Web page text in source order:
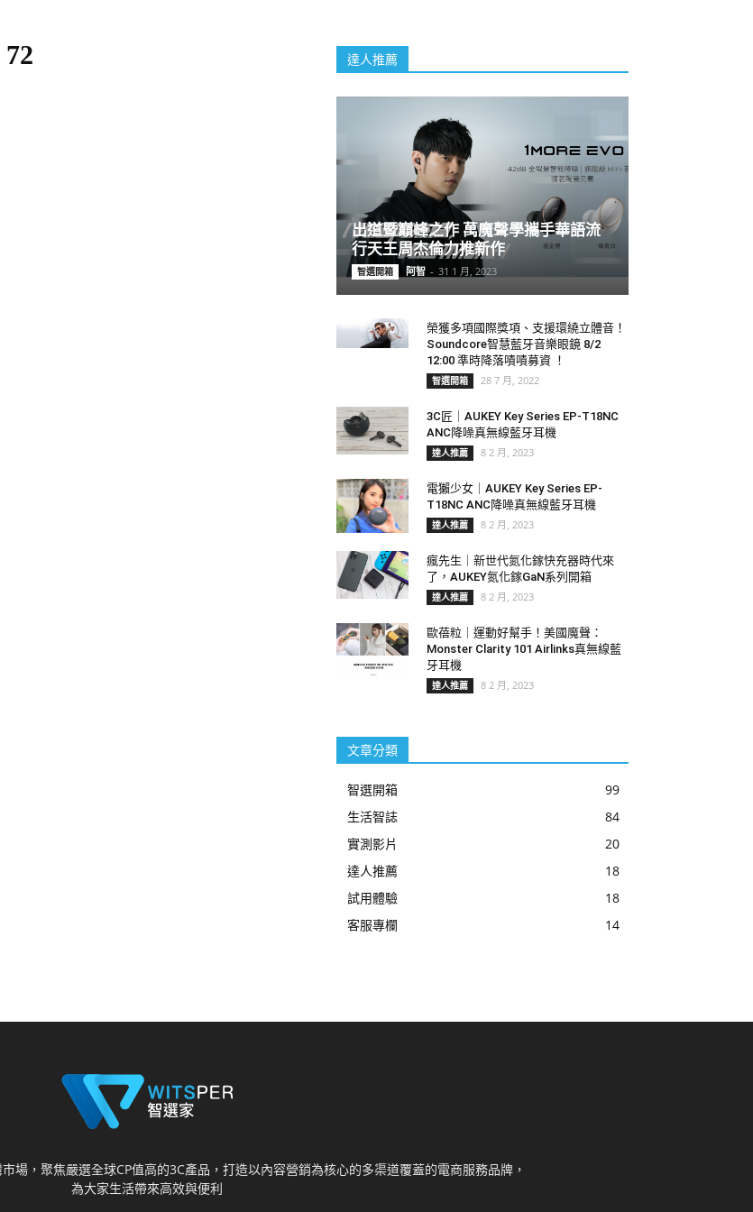
達人推薦
出道暨巔峰之作 萬魔聲學攜手華語流
行天王周杰倫力推新作
智選開箱 阿智 - 31 1 月, 2023
榮獲多項國際獎項、支援環繞立體音！
Soundcore智慧藍牙音樂眼鏡 8/2
12:00 準時降落嘖嘖募資 ！
智選開箱 28 7 月, 2022
3C匠｜AUKEY Key Series EP-T18NC
ANC降噪真無線藍牙耳機
達人推薦 8 2 月, 2023
電獺少女｜AUKEY Key Series EP-
T18NC ANC降噪真無線藍牙耳機
達人推薦 8 2 月, 2023
瘋先生｜新世代氮化鎵快充器時代來
了，AUKEY氮化鎵GaN系列開箱
達人推薦 8 2 月, 2023
歐蓓粒｜運動好幫手！美國魔聲：
Monster Clarity 101 Airlinks真無線藍
牙耳機
達人推薦 8 2 月, 2023
文章分類
智選開箱
99
生活智誌
84
實測影片
20
達人推薦
18
試用體驗
18
客服專欄
14
場，聚焦嚴選全球CP值高的3C產品，打造以內容營銷為核心的多渠道覆蓋的電商服務品牌，
為大家生活帶來高效與便利